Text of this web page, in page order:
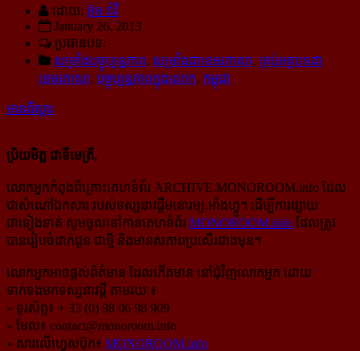
ដោយ: អ៊ុម វ៉ារី
January 26, 2013
ប្រធានបទ:
សម្រាំងបច្ចុប្បន្នភាព, សម្រាំងជាខេមរភាសា, គ្រប់អត្ថបទជា
ខេមរភាសា, បច្ចុប្បន្នភាពក្នុងលោក, កម្ពុជា
អានពិស្ដារ
ប្រិយមិត្ត ជាទីមេត្រី,
លោកអ្នកកំពុងពិគ្រោះគេហទំព័រ ARCHIVE.MONOROOM.info ដែល
ជាសំណៅឯកសារ របស់ទស្សនាវដ្ដីមនោរម្យ.អាំងហ្វូ។ ដើម្បីការផ្សាយ
ជាទៀងទាត់ សូមចូលទៅកាន់​គេហទំព័រ MONOROOM.info ដែលត្រូវ
បានរៀបចំដាក់ជូន ជាថ្មី និងមានសភាពប្រសើរជាងមុន។
លោកអ្នកអាចផ្ដល់ព័ត៌មាន ដែលកើតមាន នៅជុំវិញលោកអ្នក ដោយ
ទាក់ទងមកទស្សនាវដ្ដី តាមរយៈ៖
» ទូរស័ព្ទ៖ + 33 (0) 98 06 98 909
» មែល៖ contact@monoroom.info
» សារលើហ្វេសប៊ុក៖ MONOROOM.info